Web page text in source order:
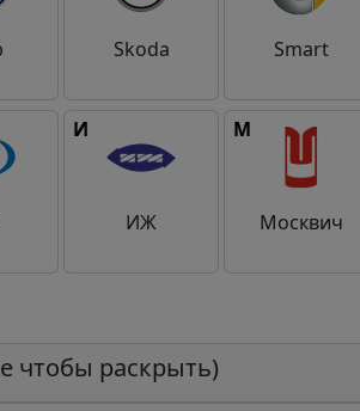
Skoda Smart
И
ИЖ
М
Москвич
чтобы раскрыть)